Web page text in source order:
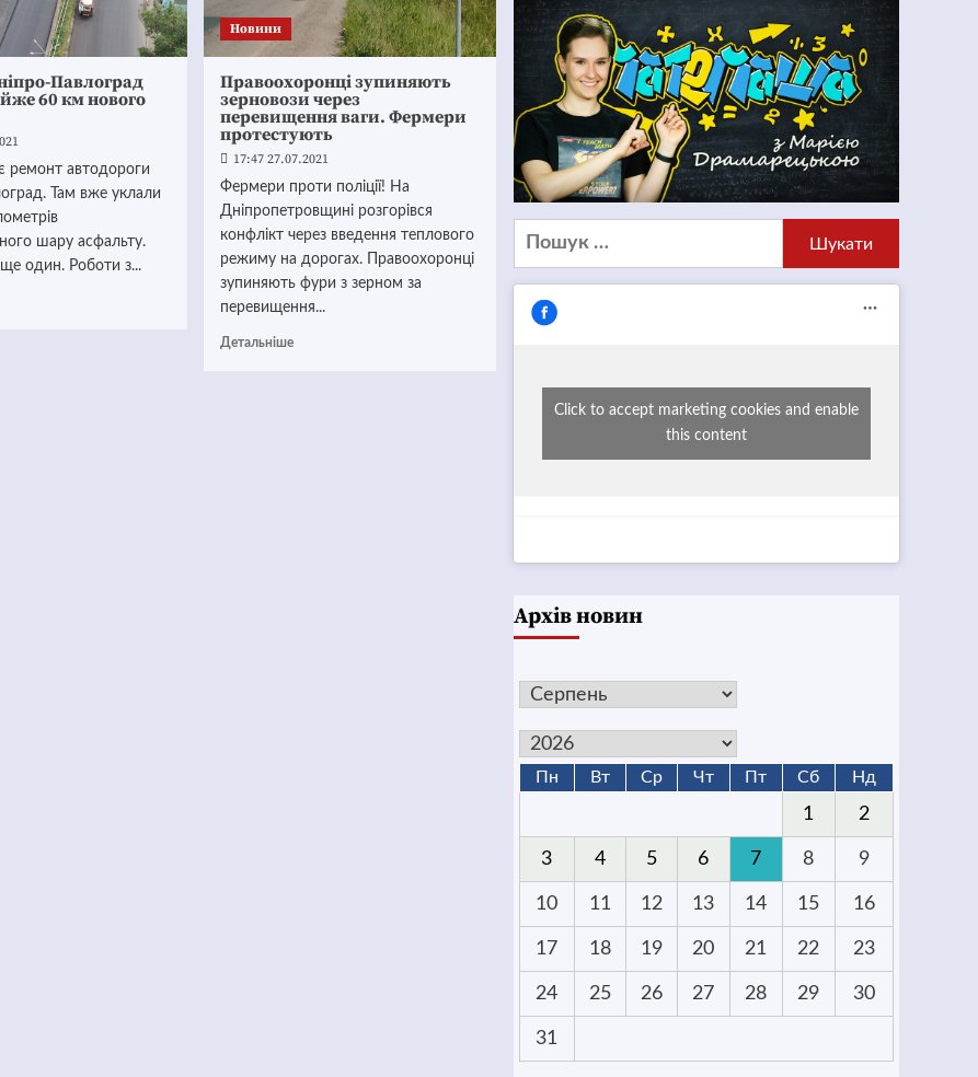
Павлоград
60 км нового
ремонт автодороги
Там вже уклали
шару асфальту.
один. Роботи з...
Новини
Правоохоронці зупиняють
зерновози через
перевищення ваги. Фермери
протестують
17:47 27.07.2021
Фермери проти поліції! На
Дніпропетровщині розгорівся
конфлікт через введення теплового
режиму на дорогах. Правоохоронці
зупиняють фури з зерном за
перевищення...
Детальніше
Пошук:
Click to accept marketing cookies and enable
this content
Архів новин
Пн Вт Ср Чт Пт Сб Нд
1 2
3 4 5 6 7 8 9
10 11 12 13 14 15 16
17 18 19 20 21 22 23
24 25 26 27 28 29 30
31